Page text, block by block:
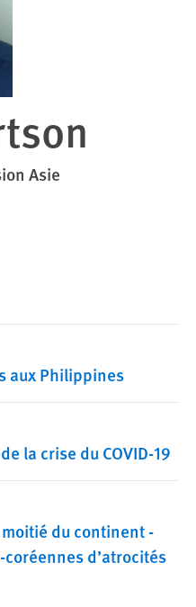
Asie
aux Philippines
la crise du COVID-19
moitié du continent -
d’atrocités